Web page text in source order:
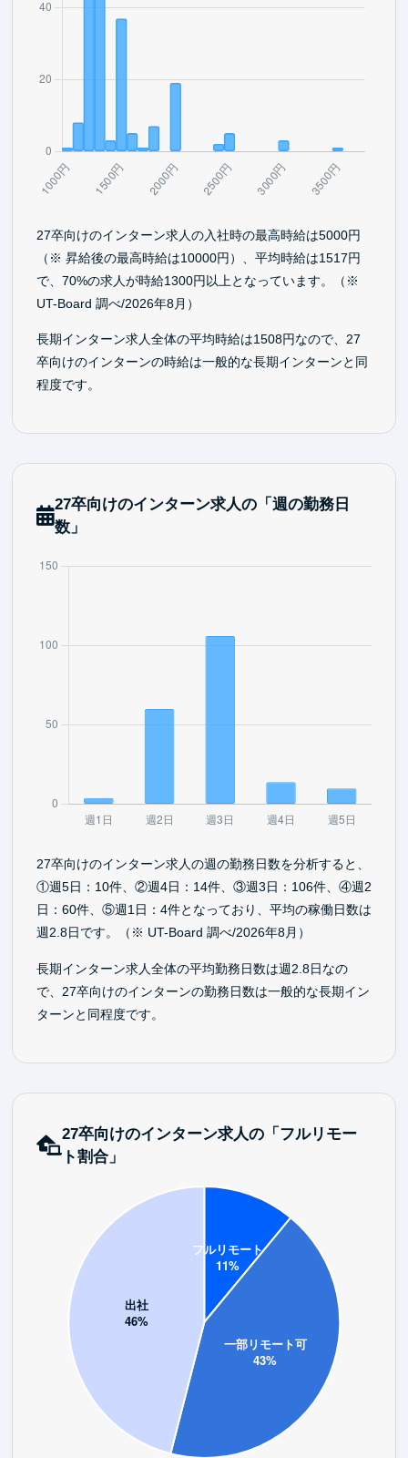
27卒向けのインターン求人の入社時の最高時給は5000円
（※ 昇給後の最高時給は10000円）、平均時給は1517円
で、70%の求人が時給1300円以上となっています。（※
UT-Board 調べ/2026年8月）
長期インターン求人全体の平均時給は1508円なので、27
卒向けのインターンの時給は一般的な長期インターンと同
程度です。
27卒向けのインターン求人の「週の勤務日
数」
27卒向けのインターン求人の週の勤務日数を分析すると、
①週5日：10件、②週4日：14件、③週3日：106件、④週2
日：60件、⑤週1日：4件となっており、平均の稼働日数は
週2.8日です。（※ UT-Board 調べ/2026年8月）
長期インターン求人全体の平均勤務日数は週2.8日なの
で、27卒向けのインターンの勤務日数は一般的な長期イン
ターンと同程度です。
27卒向けのインターン求人の「フルリモー
ト割合」